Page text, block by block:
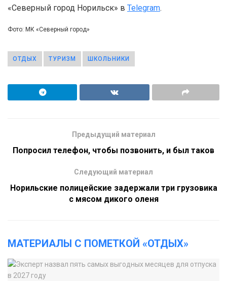
«Северный город Норильск» в Telegram.
Фото: МК «Северный город»
ОТДЫХ ТУРИЗМ ШКОЛЬНИКИ
Предыдущий материал
Попросил телефон, чтобы позвонить, и был таков
Следующий материал
Норильские полицейские задержали три грузовика
с мясом дикого оленя
МАТЕРИАЛЫ С ПОМЕТКОЙ «ОТДЫХ»